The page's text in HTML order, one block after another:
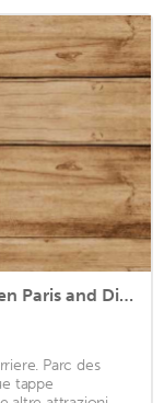
The warm and calm Peacock between Paris and Disneyland
Parc des
tappe